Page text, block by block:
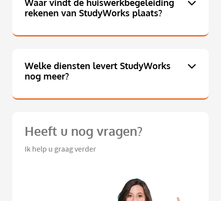
Waar vindt de huiswerkbegeleiding
rekenen van StudyWorks plaats?
Welke diensten levert StudyWorks
nog meer?
Heeft u nog vragen?
Ik help u graag verder